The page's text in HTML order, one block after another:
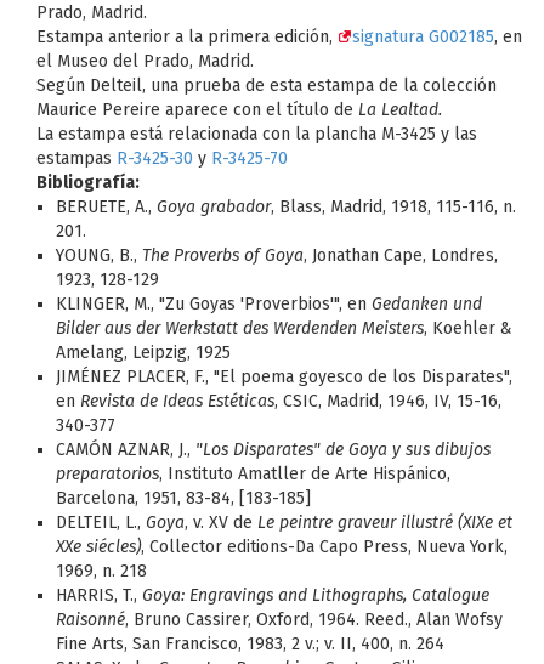
Prado, Madrid.
Estampa anterior a la primera edición,
signatura G002185, en
el Museo del Prado, Madrid.
Según Delteil, una prueba de esta estampa de la colección
Maurice Pereire aparece con el título de La Lealtad.
La estampa está relacionada con la plancha M-3425 y las
estampas R-3425-30 y R-3425-70
Bibliografía:
BERUETE, A., Goya grabador, Blass, Madrid, 1918, 115-116, n.
201.
YOUNG, B., The Proverbs of Goya, Jonathan Cape, Londres,
1923, 128-129
KLINGER, M., "Zu Goyas 'Proverbios'", en Gedanken und
Bilder aus der Werkstatt des Werdenden Meisters, Koehler &
Amelang, Leipzig, 1925
JIMÉNEZ PLACER, F., "El poema goyesco de los Disparates",
en Revista de Ideas Estéticas, CSIC, Madrid, 1946, IV, 15-16,
340-377
CAMÓN AZNAR, J., "Los Disparates" de Goya y sus dibujos
preparatorios, Instituto Amatller de Arte Hispánico,
Barcelona, 1951, 83-84, [183-185]
DELTEIL, L., Goya, v. XV de Le peintre graveur illustré (XIXe et
XXe siécles), Collector editions-Da Capo Press, Nueva York,
1969, n. 218
HARRIS, T., Goya: Engravings and Lithographs, Catalogue
Raisonné, Bruno Cassirer, Oxford, 1964. Reed., Alan Wofsy
Fine Arts, San Francisco, 1983, 2 v.; v. II, 400, n. 264